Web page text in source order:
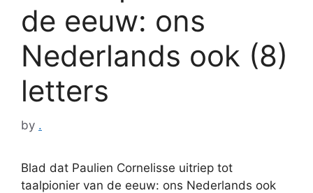
de eeuw: ons
Nederlands ook (8)
letters
by .
Blad dat Paulien Cornelisse uitriep tot
taalpionier van de eeuw: ons Nederlands ook